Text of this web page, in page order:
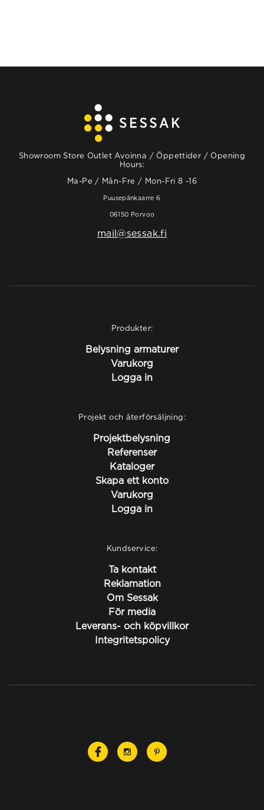
Showroom Store Outlet Avoinna / Öppettider / Opening
Hours:
Ma-Pe / Mån-Fre / Mon-Fri 8 -16
Puusepänkaarre 6
06150 Porvoo
mail@sessak.fi
Produkter:
Belysning armaturer
Varukorg
Logga in
Projekt och återförsäljning:
Projektbelysning
Referenser
Kataloger
Skapa ett konto
Varukorg
Logga in
Kundservice:
Ta kontakt
Reklamation
Om Sessak
För media
Leverans- och köpvillkor
Integritetspolicy